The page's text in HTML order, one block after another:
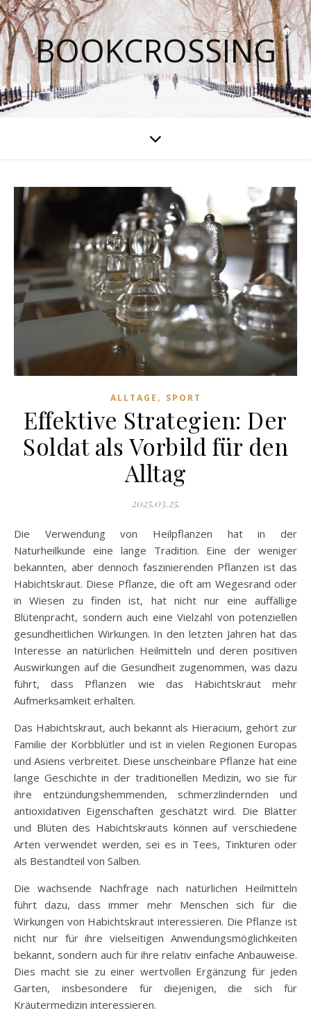
BOOKCROSSING
ALLTAGE , SPORT
Effektive Strategien: Der
Soldat als Vorbild für den
Alltag
2025.03.25.
Die Verwendung von Heilpflanzen hat in der
Naturheilkunde eine lange Tradition. Eine der weniger
bekannten, aber dennoch faszinierenden Pflanzen ist das
Habichtskraut. Diese Pflanze, die oft am Wegesrand oder
in Wiesen zu finden ist, hat nicht nur eine auffällige
Blütenpracht, sondern auch eine Vielzahl von potenziellen
gesundheitlichen Wirkungen. In den letzten Jahren hat das
Interesse an natürlichen Heilmitteln und deren positiven
Auswirkungen auf die Gesundheit zugenommen, was dazu
führt, dass Pflanzen wie das Habichtskraut mehr
Aufmerksamkeit erhalten.
Das Habichtskraut, auch bekannt als Hieracium, gehört zur
Familie der Korbblütler und ist in vielen Regionen Europas
und Asiens verbreitet. Diese unscheinbare Pflanze hat eine
lange Geschichte in der traditionellen Medizin, wo sie für
ihre entzündungshemmenden, schmerzlindernden und
antioxidativen Eigenschaften geschätzt wird. Die Blätter
und Blüten des Habichtskrauts können auf verschiedene
Arten verwendet werden, sei es in Tees, Tinkturen oder
als Bestandteil von Salben.
Die wachsende Nachfrage nach natürlichen Heilmitteln
führt dazu, dass immer mehr Menschen sich für die
Wirkungen von Habichtskraut interessieren. Die Pflanze ist
nicht nur für ihre vielseitigen Anwendungsmöglichkeiten
bekannt, sondern auch für ihre relativ einfache Anbauweise.
Dies macht sie zu einer wertvollen Ergänzung für jeden
Garten, insbesondere für diejenigen, die sich für
Kräutermedizin interessieren.